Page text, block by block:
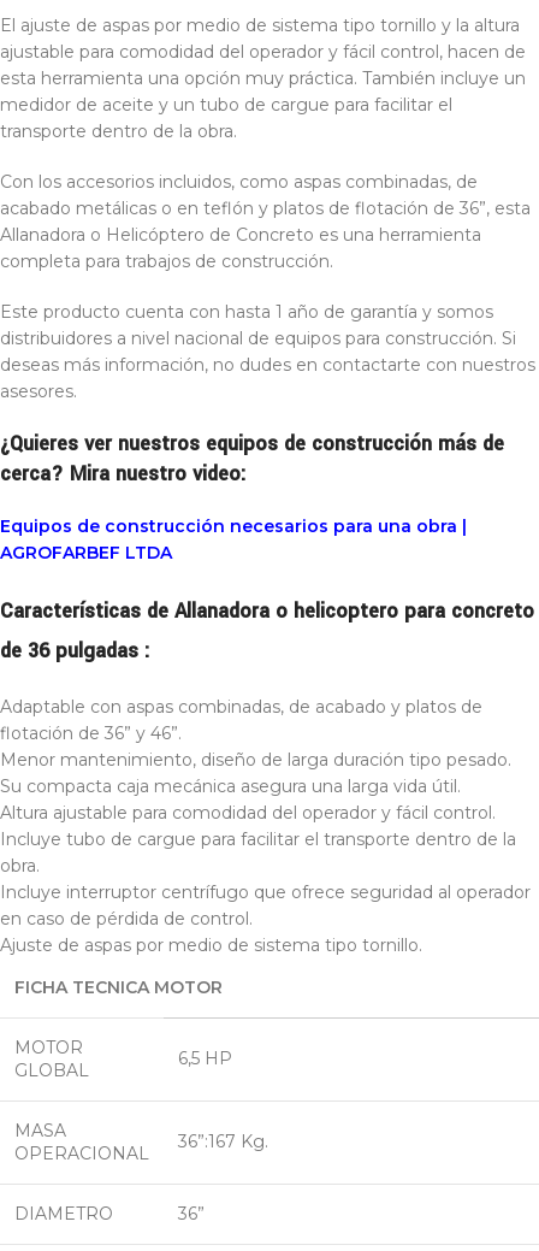
El ajuste de aspas por medio de sistema tipo tornillo y la altura
ajustable para comodidad del operador y fácil control, hacen de
esta herramienta una opción muy práctica. También incluye un
medidor de aceite y un tubo de cargue para facilitar el
transporte dentro de la obra.
Con los accesorios incluidos, como aspas combinadas, de
acabado metálicas o en teflón y platos de flotación de 36”, esta
Allanadora o Helicóptero de Concreto es una herramienta
completa para trabajos de construcción.
Este producto cuenta con hasta 1 año de garantía y somos
distribuidores a nivel nacional de equipos para construcción. Si
deseas más información, no dudes en contactarte con nuestros
asesores.
¿Quieres ver nuestros equipos de construcción más de
cerca? Mira nuestro video:
Equipos de construcción necesarios para una obra |
AGROFARBEF LTDA
Características de Allanadora o helicoptero para concreto
de 36 pulgadas :
Adaptable con aspas combinadas, de acabado y platos de
flotación de 36” y 46”.
Menor mantenimiento, diseño de larga duración tipo pesado.
Su compacta caja mecánica asegura una larga vida útil.
Altura ajustable para comodidad del operador y fácil control.
Incluye tubo de cargue para facilitar el transporte dentro de la
obra.
Incluye interruptor centrífugo que ofrece seguridad al operador
en caso de pérdida de control.
Ajuste de aspas por medio de sistema tipo tornillo.
FICHA TECNICA MOTOR
MOTOR
GLOBAL
6,5 HP
MASA
OPERACIONAL
36”:167 Kg.
DIAMETRO 36”